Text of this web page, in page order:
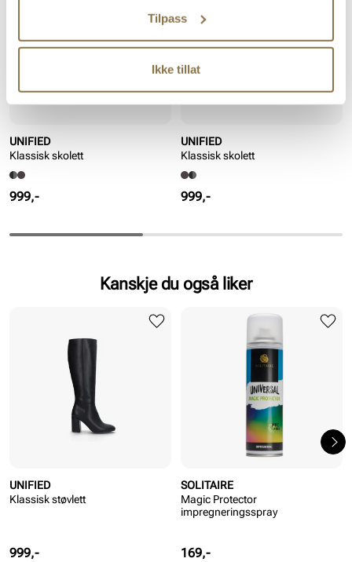
Tilpass
Ikke tillat
UNIFIED
Klassisk skolett
Pris
999,-
UNIFIED
Klassisk skolett
Pris
999,-
Kanskje du også liker
UNIFIED
Klassisk støvlett
Pris
999,-
SOLITAIRE
Magic Protector
impregneringsspray
Pris
169,-